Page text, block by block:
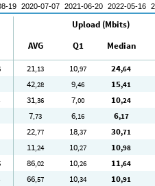
Upload (Mbits)
AVG Q1 Median
21,13 10,97 24,64
42,28 9,46 15,41
31,36 7,00 10,24
7,73 6,16 6,17
22,77 18,37 30,71
11,24 10,27 10,98
86,02 10,26 11,64
66,57 10,34 10,91